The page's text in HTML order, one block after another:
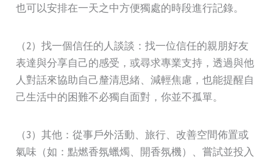
也可以安排在一天之中方便獨處的時段進行記錄。
（2）找一個信任的人談談：找一位信任的親朋好友
表達與分享自己的感受，或尋求專業支持，透過與他
人對話來協助自己釐清思緒、減輕焦慮，也能提醒自
己生活中的困難不必獨自面對，你並不孤單。
（3）其他：從事戶外活動、旅行、改善空間佈置或
氣味（如：點燃香氛蠟燭、開香氛機）、嘗試並投入